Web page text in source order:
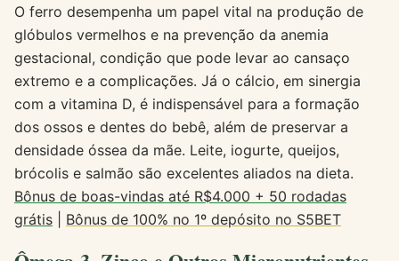
O ferro desempenha um papel vital na produção de
glóbulos vermelhos e na prevenção da anemia
gestacional, condição que pode levar ao cansaço
extremo e a complicações. Já o cálcio, em sinergia
com a vitamina D, é indispensável para a formação
dos ossos e dentes do bebê, além de preservar a
densidade óssea da mãe. Leite, iogurte, queijos,
brócolis e salmão são excelentes aliados na dieta.
Bônus de boas-vindas até R$4.000 + 50 rodadas
grátis
Bônus de 100% no 1º depósito no S5BET